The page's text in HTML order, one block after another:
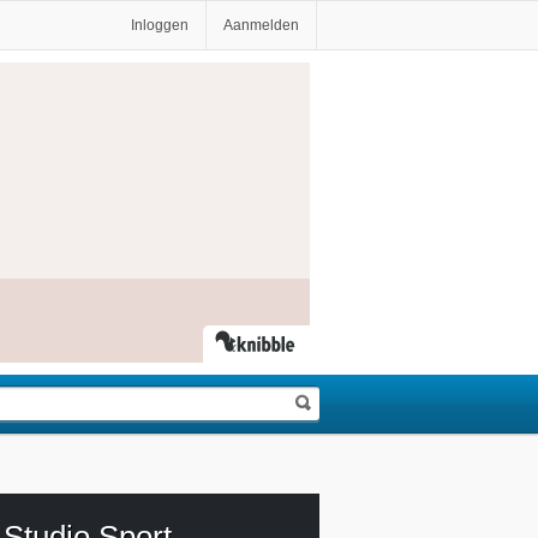
Inloggen Aanmelden